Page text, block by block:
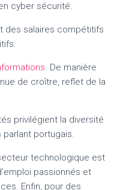
cyber sécurité.
des salaires compétitifs
. De manière
de croître, reflet de la
privilégient la diversité
portugais.
technologique est
passionnés et
Enfin, pour des